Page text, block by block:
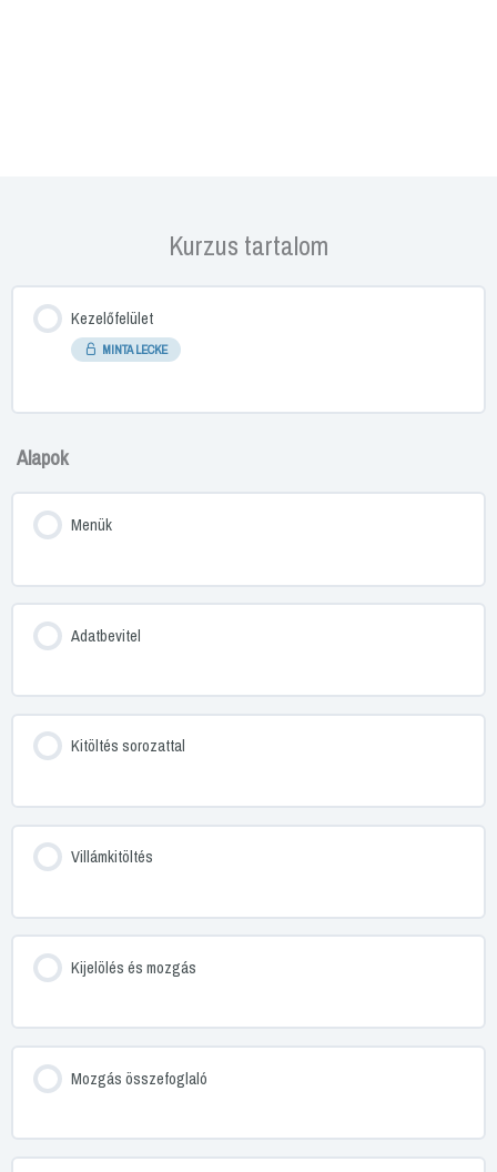
Kurzus tartalom
Kezelőfelület
MINTA LECKE
Alapok
Menük
Adatbevitel
Kitöltés sorozattal
Villámkitöltés
Kijelölés és mozgás
Mozgás összefoglaló